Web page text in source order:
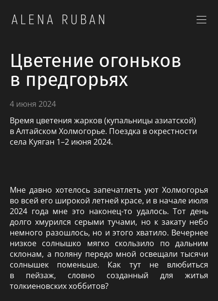
Цветение огоньков
в предгорьях
4 июня 2024
Время цветения жарков (купальницы азиатской)
в Алтайском Холмогорье. Поездка в окрестности
села Куяган 1–2 июня 2024.
Мне давно хотелось запечатлеть уют Холмогорья
во всей его широкой летней красе, и в начале июля
2024 года мне это наконец-то удалось. Тот день
долго хмурился серыми тучами, но к закату небо
немного разошлось, но и этого хватило. Вечернее
низкое солнышко мягко скользило по дальним
склонам, а поляну передо мной освещали тысячи
солнышек поменьше. Как тут не влюбиться
в пейзаж, словно созданный для житья
толкиеновских хоббитов?